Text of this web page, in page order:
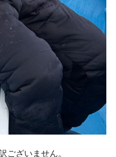
ございません。